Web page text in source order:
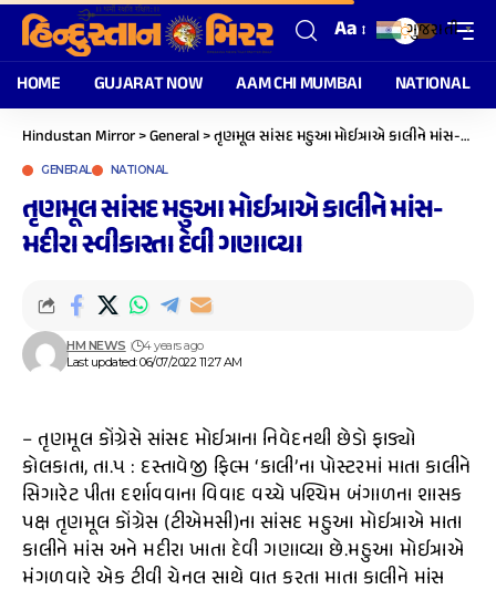
Aa
HOME GUJARAT NOW AAM CHI MUMBAI NATIONAL
Hindustan Mirror>General>તૃણમૂલ સાંસદ મહુઆ મોઈત્રાએ કાલીને માંસ-મદીરા સ્વીકારતા દેવી ગણાવ્યા
GENERAL NATIONAL
તૃણમૂલ સાંસદ મહુઆ મોઈત્રાએ કાલીને માંસ-
મદીરા સ્વીકારતા દેવી ગણાવ્યા
Last updated: 06/07/2022 11:27 AM
HM NEWS 4 years ago
– તૃણમૂલ કોંગ્રેસે સાંસદ મોઈત્રાના નિવેદનથી છેડો ફાડ્યો
કોલકાતા, તા.૫ : દસ્તાવેજી ફિલ્મ ‘કાલી’ના પોસ્ટરમાં માતા કાલીને
સિગારેટ પીતા દર્શાવવાના વિવાદ વચ્ચે પશ્ચિમ બંગાળના શાસક
પક્ષ તૃણમૂલ કોંગ્રેસ (ટીએમસી)ના સાંસદ મહુઆ મોઈત્રાએ માતા
કાલીને માંસ અને મદીરા ખાતા દેવી ગણાવ્યા છે.મહુઆ મોઈત્રાએ
મંગળવારે એક ટીવી ચેનલ સાથે વાત કરતા માતા કાલીને માંસ
ગુજરાતી ▼